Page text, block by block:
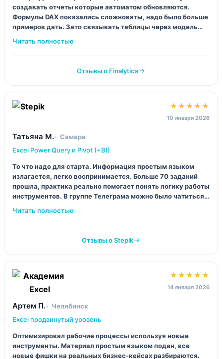
создавать отчеты которые автоматом обновляются.
Формулы DAX показались сложноваты, надо было больше
примеров дать. Зато связывать таблицы через модель
данных теперь умею, рутину убрал полностью.
Отзывы о Finalytics
★★★★★
10 января 2026
Татьяна М.
Самара
Excel Power Query и Pivot (+BI)
То что надо для старта. Информация простым языком
излагается, легко воспринимается. Больше 70 заданий
прошла, практика реально помогает понять логику работы
инструментов. В группе Телеграма можно было чатиться с
другими студентами и задавать вопросы разработчику.
Отзывы о Stepik
★★★★★
14 января 2026
Артем П.
Челябинск
Excel продвинутый уровень
Оптимизировал рабочие процессы используя новые
инструменты. Материал простым языком подан, все
новые фишки на реальных бизнес-кейсах разбираются.